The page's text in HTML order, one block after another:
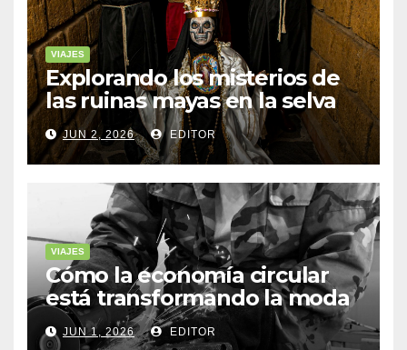
VIAJES
Explorando los misterios de
las ruinas mayas en la selva
de Yucatán
JUN 2, 2026 EDITOR
VIAJES
Cómo la economía circular
está transformando la moda
sostenible
JUN 1, 2026 EDITOR